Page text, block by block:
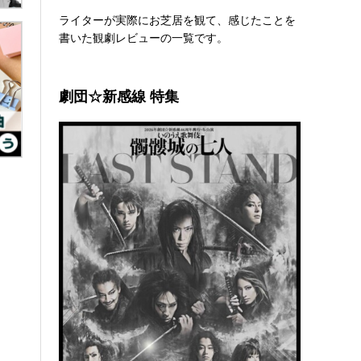
ライターが実際にお芝居を観て、感じたことを
書いた観劇レビューの一覧です。
劇団☆新感線 特集